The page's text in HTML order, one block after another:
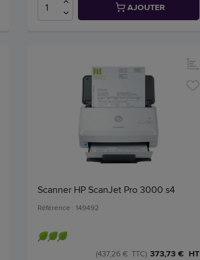
AJOUTER
Scanner HP ScanJet Pro 3000 s4
Référence : 149492
373,73 € HT
(437,26 € TTC)